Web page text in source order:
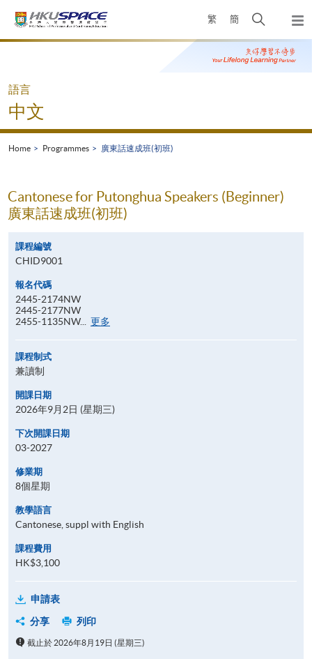
繁 簡
Open
search
panel
Main
語言
中文
Home Programmes 廣東話速成班(初班)
Cantonese for Putonghua Speakers (Beginner)
廣東話速成班(初班)
課程編號
CHID9001
報名代碼
2445-2174NW
2445-2177NW
2455-1135NW...
更多
課程制式
兼讀制
開課日期
2026年9月2日 (星期三)
下次開課日期
03-2027
修業期
8個星期
教學語言
Cantonese, suppl with English
課程費用
HK$3,100
申請表
分享
列印
截止於 2026年8月19日 (星期三)